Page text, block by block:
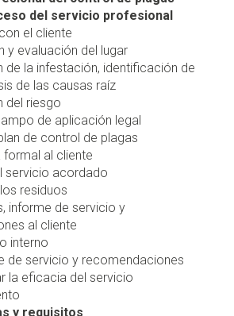
del servicio profesional
el cliente
y evaluación del lugar
de la infestación, identificación de
de las causas raíz
del riesgo
de aplicación legal
de control de plagas
formal al cliente
servicio acordado
residuos
informe de servicio y
al cliente
interno
de servicio y recomendaciones
la eficacia del servicio
y requisitos